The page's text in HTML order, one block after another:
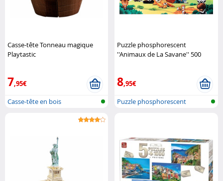
Casse-tête Tonneau magique
Playtastic
7,95€
Casse-tête en bois
Puzzle phosphorescent
''Animaux de La Savane'' 500
8,95€
Puzzle phosphorescent